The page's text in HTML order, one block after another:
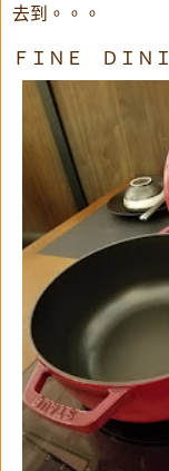
去到。。。
ＦＩＮＥ ＤＩＮ